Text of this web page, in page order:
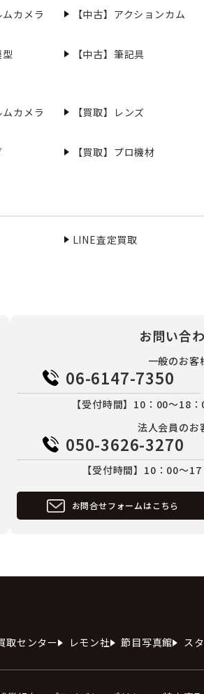
ムカメラ 【中古】アクションカム
型 【中古】筆記具
ムカメラ 【買取】レンズ
【買取】プロ機材
LINE査定買取
お問い合
一般のお客
06-6147-7350
【受付時間】10：00～18：
法人会員のお
050-3626-3270
【受付時間】10：00～17
お問合せフォームはこちら
取センター レモン社 節目写真館 ス